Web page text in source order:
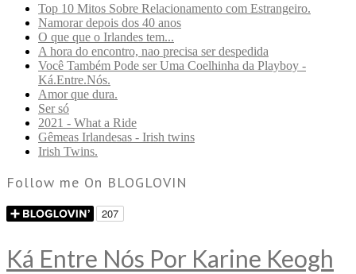
Top 10 Mitos Sobre Relacionamento com Estrangeiro.
Namorar depois dos 40 anos
O que que o Irlandes tem...
A hora do encontro, nao precisa ser despedida
Você Também Pode ser Uma Coelhinha da Playboy -
Ká.Entre.Nós.
Amor que dura.
Ser só
2021 - What a Ride
Gêmeas Irlandesas - Irish twins
Irish Twins.
Follow me On BLOGLOVIN
Ká Entre Nós Por Karine Keogh